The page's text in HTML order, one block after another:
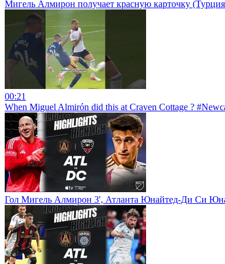
Мигель Алмирон получает красную карточку
00:21
When Miguel Almirón did this at Craven Cottage ?
Гол Мигель Алмирон 3', Атланта Юнайтед-Ди Си